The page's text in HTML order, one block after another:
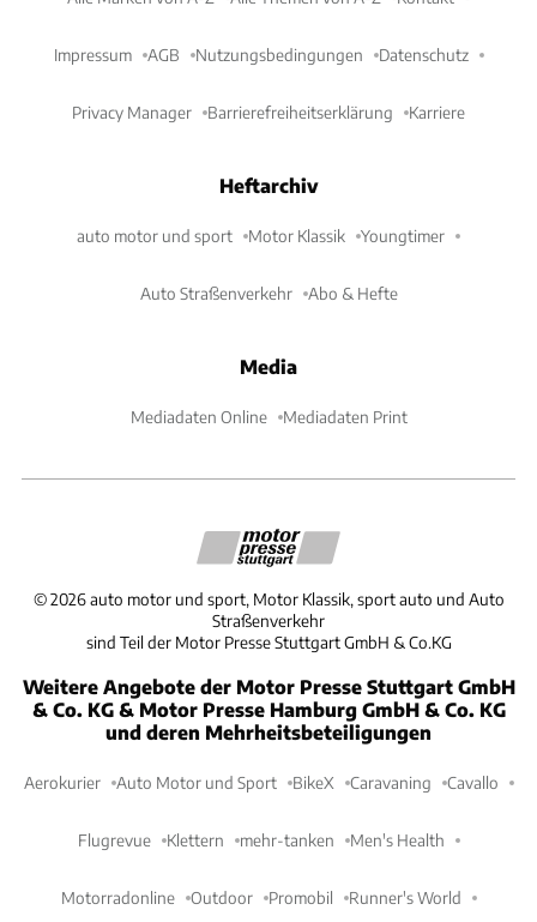
Impressum AGB Nutzungsbedingungen Datenschutz
Privacy Manager Barrierefreiheitserklärung Karriere
Heftarchiv
auto motor und sport Motor Klassik Youngtimer
Auto Straßenverkehr Abo & Hefte
Media
Mediadaten Online Mediadaten Print
©2026 auto motor und sport, Motor Klassik, sport auto und Auto
Straßenverkehr
sind Teil der Motor Presse Stuttgart GmbH & Co.KG
Weitere Angebote der Motor Presse Stuttgart GmbH
& Co. KG & Motor Presse Hamburg GmbH & Co. KG
und deren Mehrheitsbeteiligungen
Aerokurier Auto Motor und Sport BikeX Caravaning Cavallo
Flugrevue Klettern mehr-tanken Men's Health
Motorradonline Outdoor Promobil Runner's World